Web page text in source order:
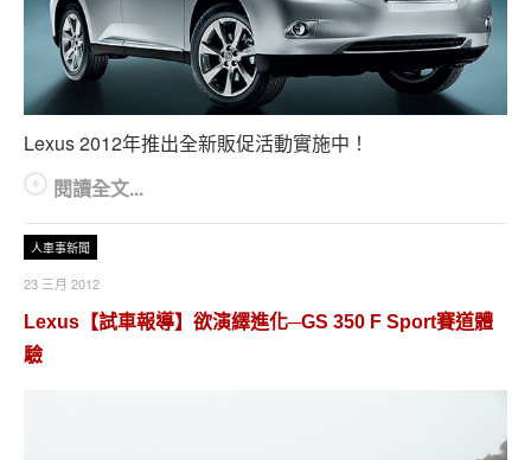
Lexus 2012年推出全新販促活動實施中！
閱讀全文...
人車事新聞
23 三月 2012
Lexus【試車報導】欲演繹進化─GS 350 F Sport賽道體
驗